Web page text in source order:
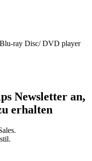
ray Disc/ DVD player
Newsletter an,
erhalten